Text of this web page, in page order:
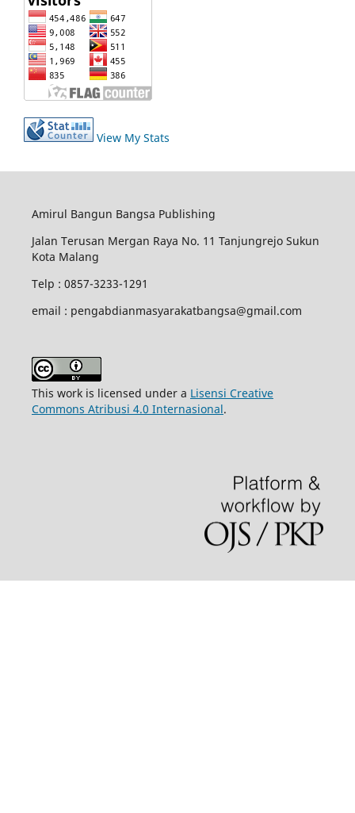
View My Stats
Amirul Bangun Bangsa Publishing
Jalan Terusan Mergan Raya No. 11 Tanjungrejo Sukun
Kota Malang
Telp : 0857-3233-1291
email : pengabdianmasyarakatbangsa@gmail.com
This work is licensed under a Lisensi Creative
Commons Atribusi 4.0 Internasional.